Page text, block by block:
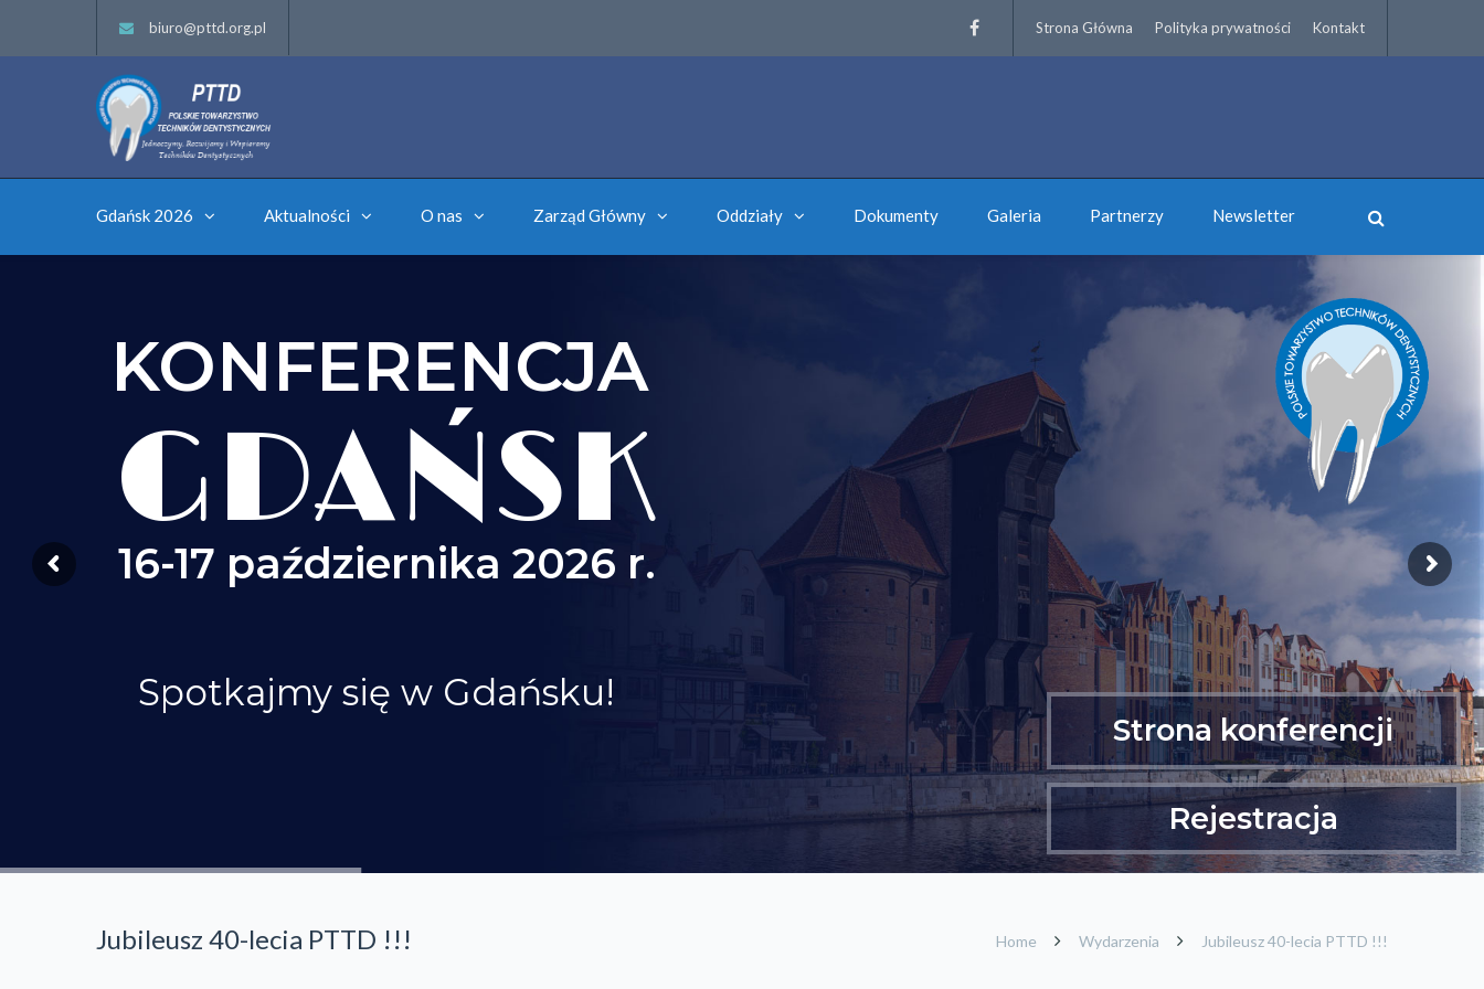
biuro@pttd.org.pl Strona Główna Polityka prywatności Kontakt
Gdańsk 2026 Aktualności O nas Zarząd Główny Oddziały Dokumenty Galeria Partnerzy Newsletter
KONFERENCJA
GDAŃSK
16-17 października 2026 r.
Spotkajmy się w Gdańsku!
Strona konferencji
Rejestracja
Jubileusz 40-lecia PTTD !!! Home Wydarzenia Jubileusz 40-lecia PTTD !!!